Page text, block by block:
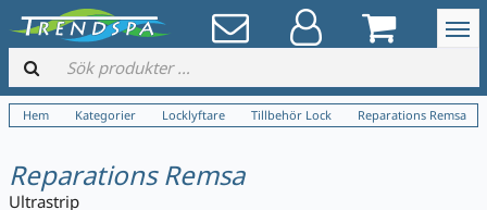
Hem Kategorier Locklyftare Tillbehör Lock Reparations Remsa
Reparations Remsa
Ultrastrip